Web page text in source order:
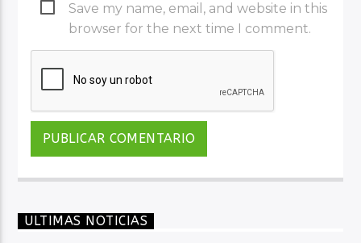
Save my name, email, and website in this
browser for the next time I comment.
ULTIMAS NOTICIAS